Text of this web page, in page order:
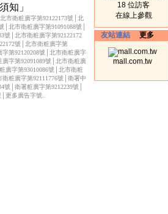
知」
市衛粧廣字第92122173號│北
│北市衛粧廣字第91091088號│
號│北市衛粧廣字第92122172
號│北市衛粧廣字第
第92120208號│北市衛粧廣字
字第92091089號│北市衛粧廣
廣字第93010086號│北市衛粧
粧廣字第92111776號│衛署中
號│衛署粧廣字第9212239號│
更多廣告字號..
18 位訪客
在線上參觀
友站連結 更多
mall.com.tw